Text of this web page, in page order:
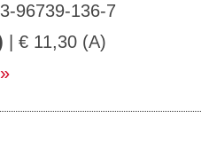
96739-136-7
| € 11,30 (A)